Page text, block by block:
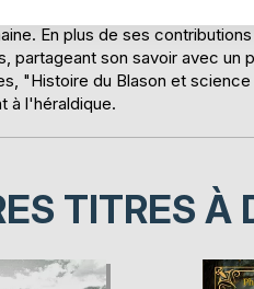
sont souvent cités dans les
En plus de ses
partageant son savoir avec un
"Histoire du Blason et
à l'héraldique.
TITRES À